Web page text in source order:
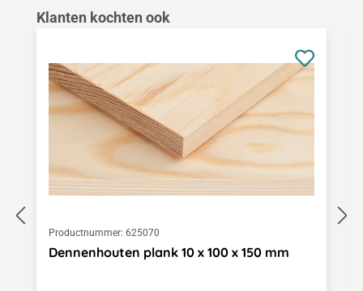
Productgalerij overslaan
Klanten kochten ook
Productnummer: 625070
Dennenhouten plank 10 x 100 x 150 mm